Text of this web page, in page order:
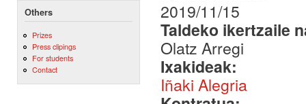
Others
Prizes
Press clipings
For students
Contact
2019/11/15
Taldeko ikertzaile
Olatz Arregi
Ixakideak:
Iñaki Alegria